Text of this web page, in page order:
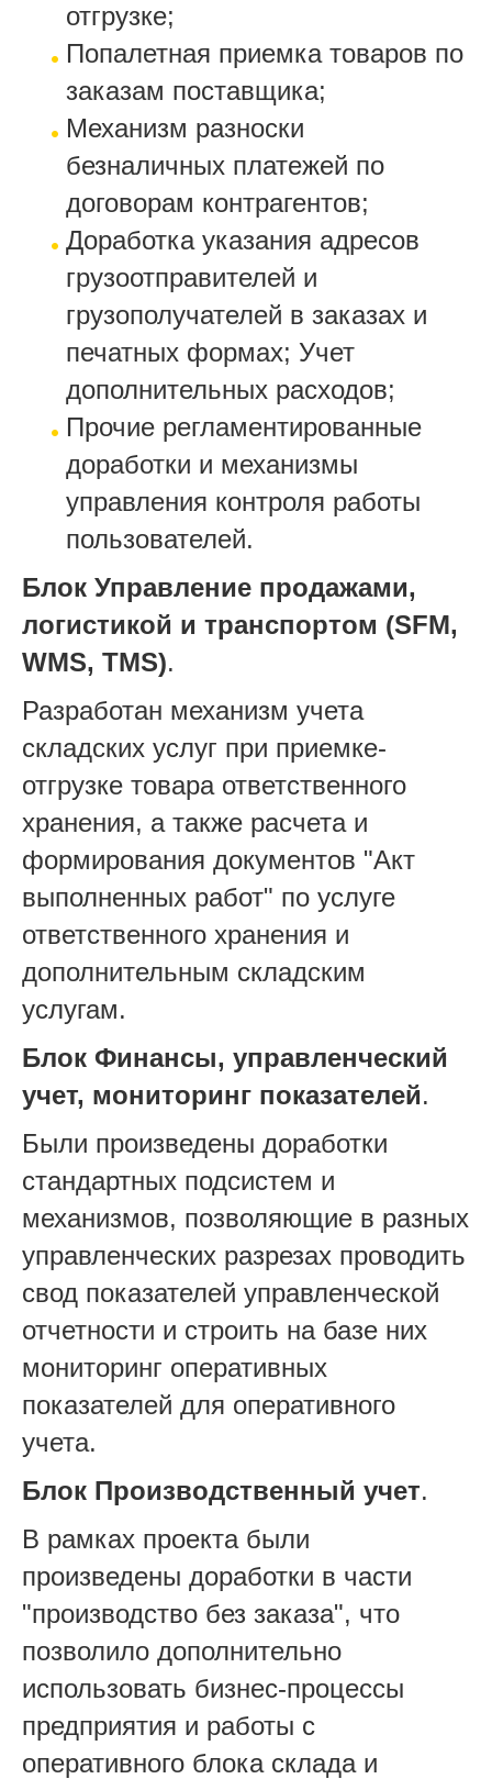
отгрузке;
Попалетная приемка товаров по
заказам поставщика;
Механизм разноски
безналичных платежей по
договорам контрагентов;
Доработка указания адресов
грузоотправителей и
грузополучателей в заказах и
печатных формах; Учет
дополнительных расходов;
Прочие регламентированные
доработки и механизмы
управления контроля работы
пользователей.
Блок Управление продажами,
логистикой и транспортом (SFM,
WMS, TMS).
Разработан механизм учета
складских услуг при приемке-
отгрузке товара ответственного
хранения, а также расчета и
формирования документов "Акт
выполненных работ" по услуге
ответственного хранения и
дополнительным складским
услугам.
Блок Финансы, управленческий
учет, мониторинг показателей.
Были произведены доработки
стандартных подсистем и
механизмов, позволяющие в разных
управленческих разрезах проводить
свод показателей управленческой
отчетности и строить на базе них
мониторинг оперативных
показателей для оперативного
учета.
Блок Производственный учет.
В рамках проекта были
произведены доработки в части
"производство без заказа", что
позволило дополнительно
использовать бизнес-процессы
предприятия и работы с
оперативного блока склада и